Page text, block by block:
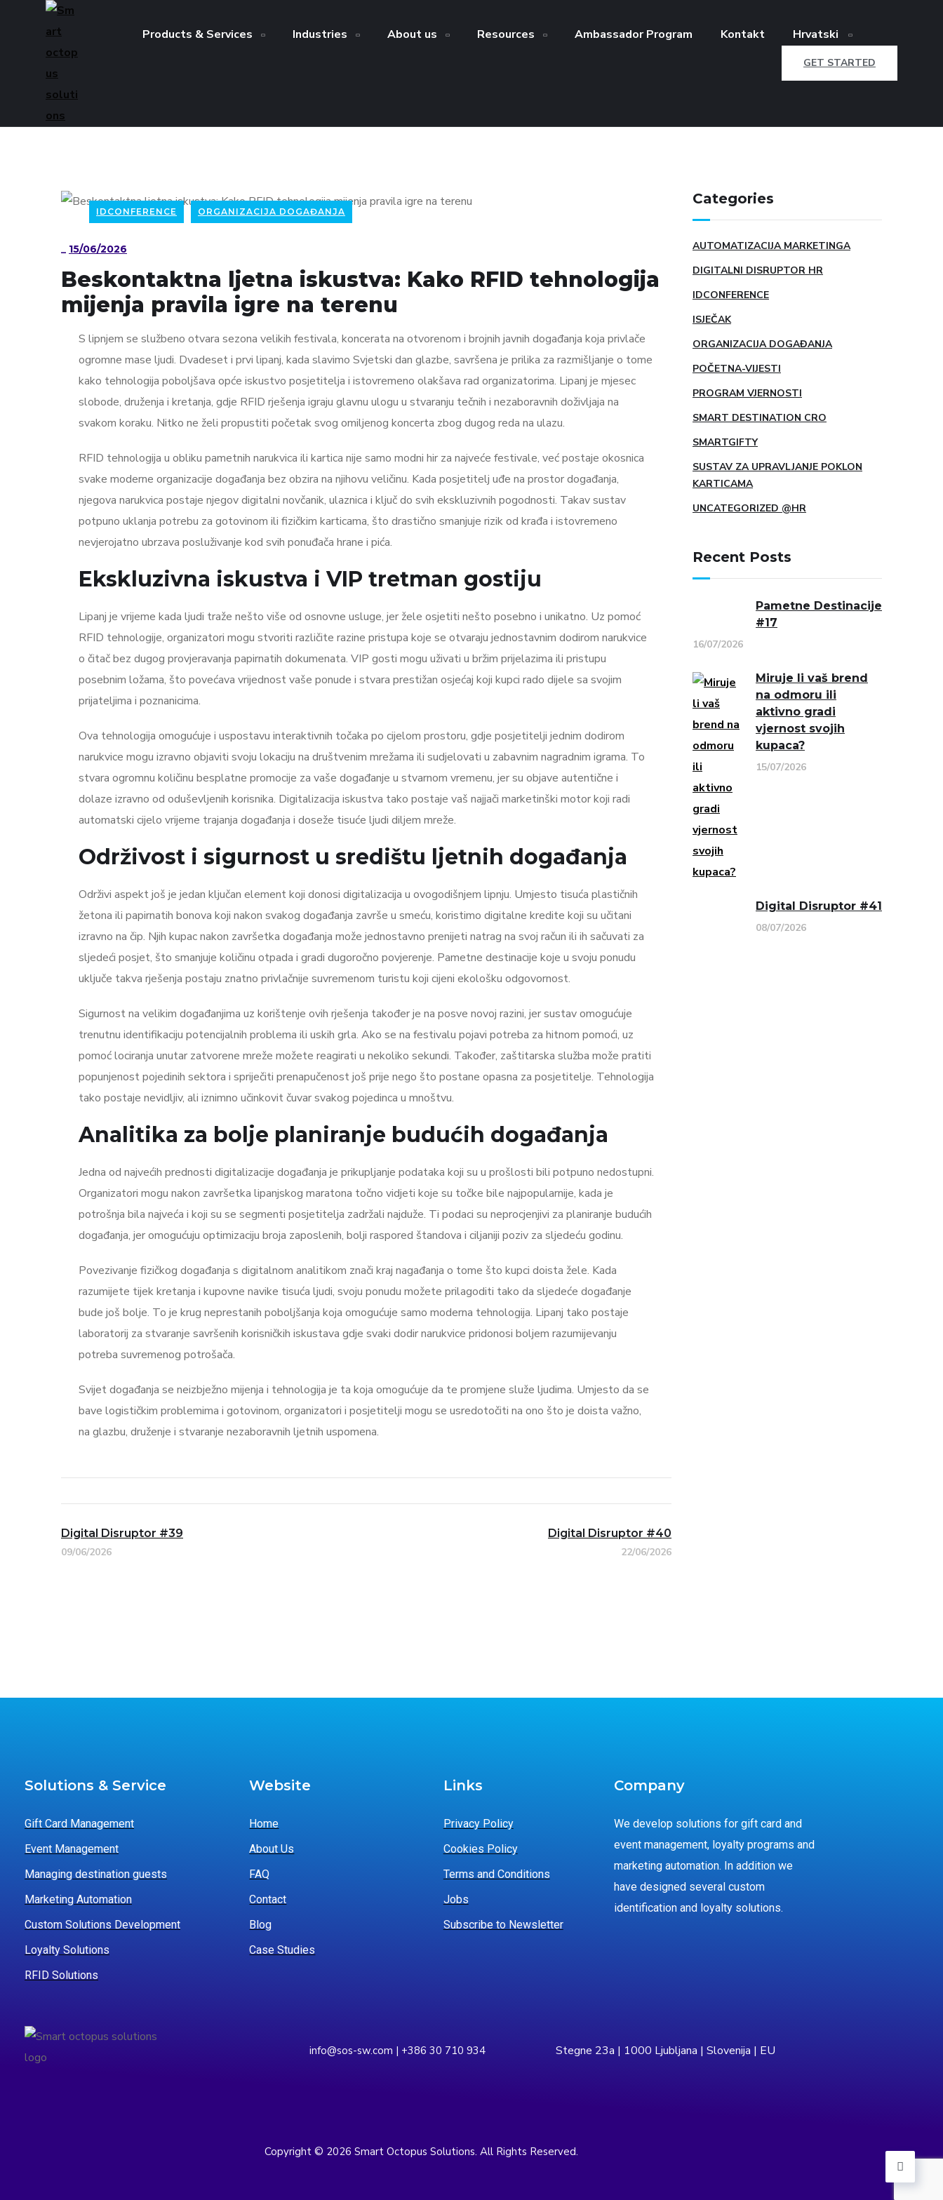
Products & Services Industries About us Resources Ambassador Program Kontakt Hrvatski
GET STARTED
IDCONFERENCE ORGANIZACIJA DOGAĐANJA
_ 15/06/2026
Beskontaktna ljetna iskustva: Kako RFID tehnologija
mijenja pravila igre na terenu
S lipnjem se službeno otvara sezona velikih festivala, koncerata na otvorenom i brojnih javnih događanja koja privlače
ogromne mase ljudi. Dvadeset i prvi lipanj, kada slavimo Svjetski dan glazbe, savršena je prilika za razmišljanje o tome
kako tehnologija poboljšava opće iskustvo posjetitelja i istovremeno olakšava rad organizatorima. Lipanj je mjesec
slobode, druženja i kretanja, gdje RFID rješenja igraju glavnu ulogu u stvaranju tečnih i nezaboravnih doživljaja na
svakom koraku. Nitko ne želi propustiti početak svog omiljenog koncerta zbog dugog reda na ulazu.
RFID tehnologija u obliku pametnih narukvica ili kartica nije samo modni hir za najveće festivale, već postaje okosnica
svake moderne organizacije događanja bez obzira na njihovu veličinu. Kada posjetitelj uđe na prostor događanja,
njegova narukvica postaje njegov digitalni novčanik, ulaznica i ključ do svih ekskluzivnih pogodnosti. Takav sustav
potpuno uklanja potrebu za gotovinom ili fizičkim karticama, što drastično smanjuje rizik od krađa i istovremeno
nevjerojatno ubrzava posluživanje kod svih ponuđača hrane i pića.
Ekskluzivna iskustva i VIP tretman gostiju
Lipanj je vrijeme kada ljudi traže nešto više od osnovne usluge, jer žele osjetiti nešto posebno i unikatno. Uz pomoć
RFID tehnologije, organizatori mogu stvoriti različite razine pristupa koje se otvaraju jednostavnim dodirom narukvice
o čitač bez dugog provjeravanja papirnatih dokumenata. VIP gosti mogu uživati u bržim prijelazima ili pristupu
posebnim ložama, što povećava vrijednost vaše ponude i stvara prestižan osjećaj koji kupci rado dijele sa svojim
prijateljima i poznanicima.
Ova tehnologija omogućuje i uspostavu interaktivnih točaka po cijelom prostoru, gdje posjetitelji jednim dodirom
narukvice mogu izravno objaviti svoju lokaciju na društvenim mrežama ili sudjelovati u zabavnim nagradnim igrama. To
stvara ogromnu količinu besplatne promocije za vaše događanje u stvarnom vremenu, jer su objave autentične i
dolaze izravno od oduševljenih korisnika. Digitalizacija iskustva tako postaje vaš najjači marketinški motor koji radi
automatski cijelo vrijeme trajanja događanja i doseže tisuće ljudi diljem mreže.
Održivost i sigurnost u središtu ljetnih događanja
Održivi aspekt još je jedan ključan element koji donosi digitalizacija u ovogodišnjem lipnju. Umjesto tisuća plastičnih
žetona ili papirnatih bonova koji nakon svakog događanja završe u smeću, koristimo digitalne kredite koji su učitani
izravno na čip. Njih kupac nakon završetka događanja može jednostavno prenijeti natrag na svoj račun ili ih sačuvati za
sljedeći posjet, što smanjuje količinu otpada i gradi dugoročno povjerenje. Pametne destinacije koje u svoju ponudu
uključe takva rješenja postaju znatno privlačnije suvremenom turistu koji cijeni ekološku odgovornost.
Sigurnost na velikim događanjima uz korištenje ovih rješenja također je na posve novoj razini, jer sustav omogućuje
trenutnu identifikaciju potencijalnih problema ili uskih grla. Ako se na festivalu pojavi potreba za hitnom pomoći, uz
pomoć lociranja unutar zatvorene mreže možete reagirati u nekoliko sekundi. Također, zaštitarska služba može pratiti
popunjenost pojedinih sektora i spriječiti prenapučenost još prije nego što postane opasna za posjetitelje. Tehnologija
tako postaje nevidljiv, ali iznimno učinkovit čuvar svakog pojedinca u mnoštvu.
Analitika za bolje planiranje budućih događanja
Jedna od najvećih prednosti digitalizacije događanja je prikupljanje podataka koji su u prošlosti bili potpuno nedostupni.
Organizatori mogu nakon završetka lipanjskog maratona točno vidjeti koje su točke bile najpopularnije, kada je
potrošnja bila najveća i koji su se segmenti posjetitelja zadržali najduže. Ti podaci su neprocjenjivi za planiranje budućih
događanja, jer omogućuju optimizaciju broja zaposlenih, bolji raspored štandova i ciljaniji poziv za sljedeću godinu.
Povezivanje fizičkog događanja s digitalnom analitikom znači kraj nagađanja o tome što kupci doista žele. Kada
razumijete tijek kretanja i kupovne navike tisuća ljudi, svoju ponudu možete prilagoditi tako da sljedeće događanje
bude još bolje. To je krug neprestanih poboljšanja koja omogućuje samo moderna tehnologija. Lipanj tako postaje
laboratorij za stvaranje savršenih korisničkih iskustava gdje svaki dodir narukvice pridonosi boljem razumijevanju
potreba suvremenog potrošača.
Svijet događanja se neizbježno mijenja i tehnologija je ta koja omogućuje da te promjene služe ljudima. Umjesto da se
bave logističkim problemima i gotovinom, organizatori i posjetitelji mogu se usredotočiti na ono što je doista važno,
na glazbu, druženje i stvaranje nezaboravnih ljetnih uspomena.
Digital Disruptor #39
09/06/2026
Digital Disruptor #40
22/06/2026
Categories
AUTOMATIZACIJA MARKETINGA
DIGITALNI DISRUPTOR HR
IDCONFERENCE
ISJEČAK
ORGANIZACIJA DOGAĐANJA
POČETNA-VIJESTI
PROGRAM VJERNOSTI
SMART DESTINATION CRO
SMARTGIFTY
SUSTAV ZA UPRAVLJANJE POKLON
KARTICAMA
UNCATEGORIZED @HR
Recent Posts
Pametne Destinacije
#17
16/07/2026
Miruje li vaš brend
na odmoru ili
aktivno gradi
vjernost svojih
kupaca?
15/07/2026
Digital Disruptor #41
08/07/2026
Solutions & Service
Gift Card Management
Event Management
Managing destination guests
Marketing Automation
Custom Solutions Development
Loyalty Solutions
RFID Solutions
Website
Home
About Us
FAQ
Contact
Blog
Case Studies
Links
Privacy Policy
Cookies Policy
Terms and Conditions
Jobs
Subscribe to Newsletter
Company
We develop solutions for gift card and
event management, loyalty programs and
marketing automation. In addition we
have designed several custom
identification and loyalty solutions.
info@sos-sw.com | +386 30 710 934 Stegne 23a | 1000 Ljubljana | Slovenija | EU
Copyright © 2026 Smart Octopus Solutions. All Rights Reserved.